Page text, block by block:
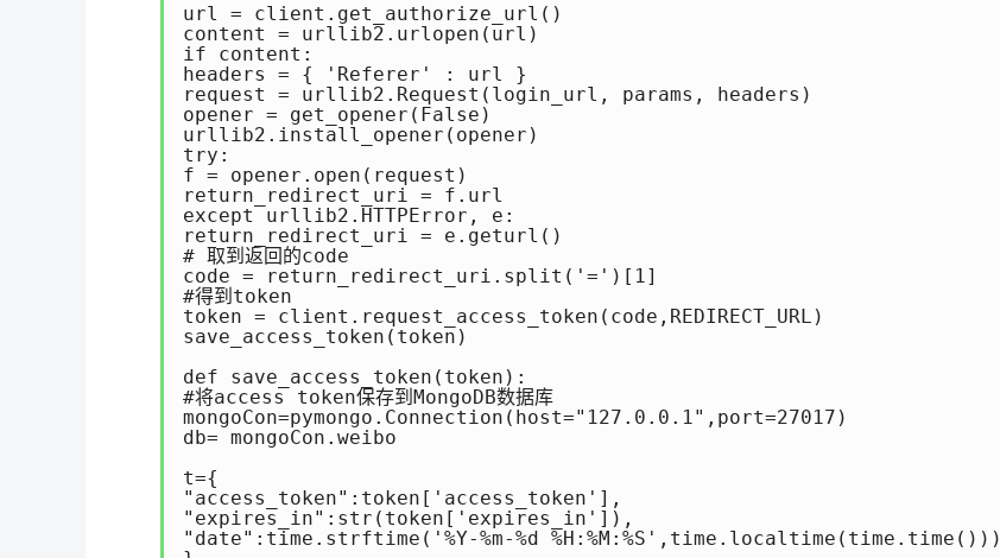
url = client.get_authorize_url()
content = urllib2.urlopen(url)
if content:
headers = { 'Referer' : url }
request = urllib2.Request(login_url, params, headers)
opener = get_opener(False)
urllib2.install_opener(opener)
try:
f = opener.open(request)
return_redirect_uri = f.url
except urllib2.HTTPError, e:
return_redirect_uri = e.geturl()
# 取到返回的code
code = return_redirect_uri.split('=')[1]
#得到token
token = client.request_access_token(code,REDIRECT_URL)
save_access_token(token)
def save_access_token(token):
#将access token保存到MongoDB数据库
mongoCon=pymongo.Connection(host="127.0.0.1",port=27017)
db= mongoCon.weibo
t={
"access_token":token['access_token'],
"expires_in":str(token['expires_in']),
"date":time.strftime('%Y-%m-%d %H:%M:%S',time.localtime(time.time()))